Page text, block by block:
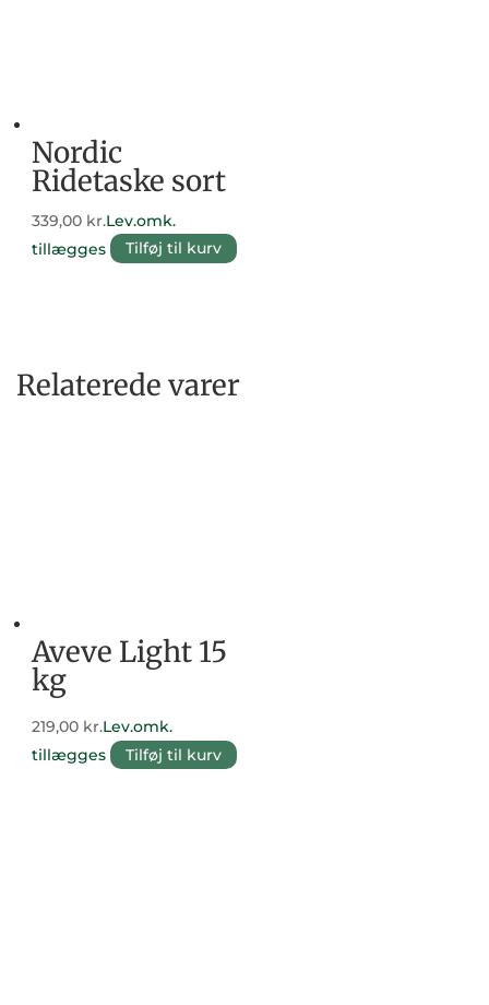
Nordic
Ridetaske sort
339,00 kr.Lev.omk.
tillægges
Tilføj til kurv
Relaterede varer
Aveve Light 15
kg
219,00 kr.Lev.omk.
tillægges
Tilføj til kurv